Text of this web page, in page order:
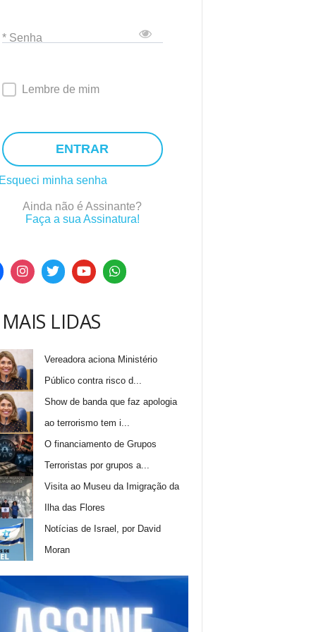
* Senha
Lembre de mim
ENTRAR
minha senha
Ainda não é Assinante?
Faça a sua Assinatura!
LIDAS
Vereadora aciona Ministério
Público contra risco d...
Show de banda que faz apologia
ao terrorismo tem i...
O financiamento de Grupos
Terroristas por grupos a...
Visita ao Museu da Imigração da
Ilha das Flores
Notícias de Israel, por David
Moran